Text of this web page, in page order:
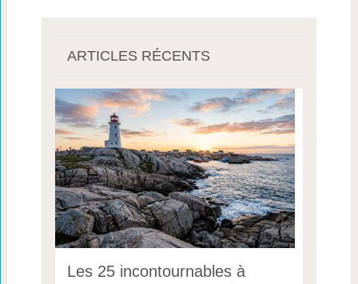
ARTICLES RÉCENTS
Les 25 incontournables à